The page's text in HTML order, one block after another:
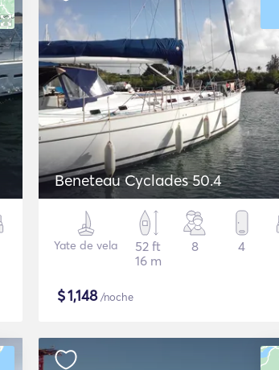
Beneteau Cyclades 50.4
Yate de vela
52 ft
16 m
8 4
$1,148/noche